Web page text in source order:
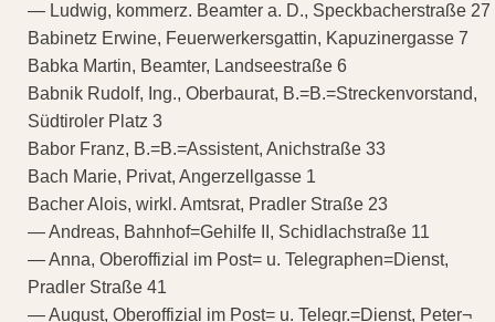
— Ludwig, kommerz. Beamter a. D., Speckbacherstraße 27
Babinetz Erwine, Feuerwerkersgattin, Kapuzinergasse 7
Babka Martin, Beamter, Landseestraße 6
Babnik Rudolf, Ing., Oberbaurat, B.=B.=Streckenvorstand,
Südtiroler Platz 3
Babor Franz, B.=B.=Assistent, Anichstraße 33
Bach Marie, Privat, Angerzellgasse 1
Bacher Alois, wirkl. Amtsrat, Pradler Straße 23
— Andreas, Bahnhof=Gehilfe II, Schidlachstraße 11
— Anna, Oberoffizial im Post= u. Telegraphen=Dienst,
Pradler Straße 41
— August, Oberoffizial im Post= u. Telegr.=Dienst, Peter¬